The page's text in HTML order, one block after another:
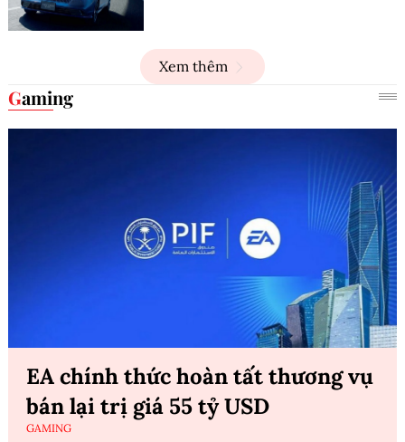
Xem thêm
Gaming
EA chính thức hoàn tất thương vụ
bán lại trị giá 55 tỷ USD
GAMING